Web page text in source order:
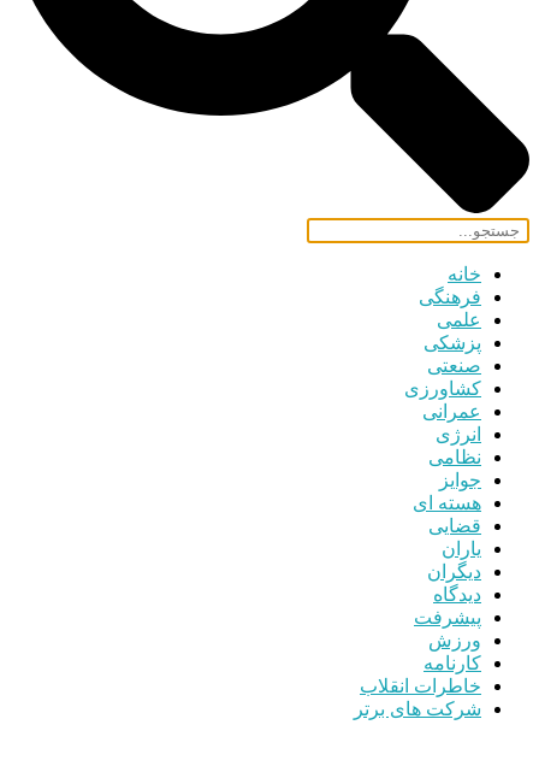
خانه
فرهنگی
علمی
پزشکی
صنعتی
کشاورزی
عمرانی
انرژی
نظامی
جوایز
هسته ای
قضایی
یاران
دیگران
دیدگاه
پیشرفت
ورزش
کارنامه
خاطرات انقلاب
شرکت های برتر